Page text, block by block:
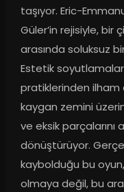
taşıyor. Eric-
Güler’in rejisiyle,
arasında soluksuz
Estetik
pratiklerinden ilham
kaygan zemini
ve eksik
dönüştürüyor.
kaybolduğu bu
olmaya değil, bu